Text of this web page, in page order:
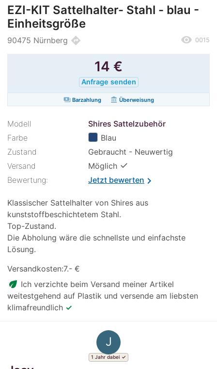
EZI-KIT Sattelhalter- Stahl - blau -
Einheitsgröße
90475 Nürnberg directions remove_red_eye 0015
14 €
Anfrage senden
paymentsBarzahlung account_balance Überweisung
Modell
Shires Sattelzubehör
Farbe
Blau
Zustand
Gebraucht - Neuwertig
Versand
Möglich ✓
Bewertung: Jetzt bewertenchevron_right
Klassischer Sattelhalter von Shires aus
kunststoffbeschichtetem Stahl.
Top-Zustand.
Die Abholung wäre die schnellste und einfachste
Lösung.
Versandkosten:7.- €
eco Ich verzichte beim Versand meiner Artikel
weitestgehend auf Plastik und versende am liebsten
klimafreundlich ✓
J
1 Jahr dabei